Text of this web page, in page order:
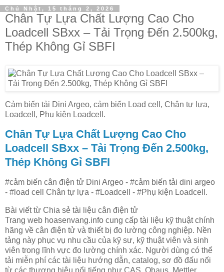
Chủ Nhật, 15 tháng 2, 2026
Chân Tự Lựa Chất Lượng Cao Cho
Loadcell SBxx – Tải Trọng Đến 2.500kg,
Thép Không Gỉ SBFI
Cảm biến tải Dini Argeo, cảm biến Load cell, Chân tự lựa,
Loadcell, Phụ kiện Loadcell.
Chân Tự Lựa Chất Lượng Cao Cho
Loadcell SBxx – Tải Trọng Đến 2.500kg,
Thép Không Gỉ SBFI
#cảm biến cân điện tử Dini Argeo - #cảm biến tải dini argeo
- #load cell Chân tự lựa - #Loadcell - #Phụ kiện Loadcell.
Bài viết từ Chia sẻ tài liệu cân điện tử
Trang web hoasenvang.info cung cấp tài liệu kỹ thuật chính
hãng về cân điện tử và thiết bị đo lường công nghiệp. Nền
tảng này phục vụ nhu cầu của kỹ sư, kỹ thuật viên và sinh
viên trong lĩnh vực đo lường chính xác. Người dùng có thể
tải miễn phí các tài liệu hướng dẫn, catalog, sơ đồ đấu nối
từ các thương hiệu nổi tiếng như CAS, Ohaus, Mettler